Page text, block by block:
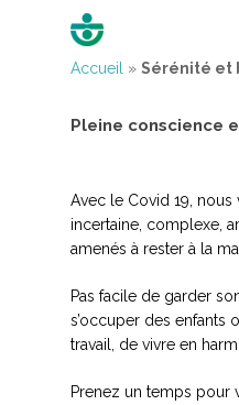
Accueil » Sérénité et
Pleine conscience
Avec le Covid 19,
incertaine, complexe,
amenés à rester à la
Pas facile de garder
s’occuper des enfants
travail, de vivre en
Prenez un temps pour